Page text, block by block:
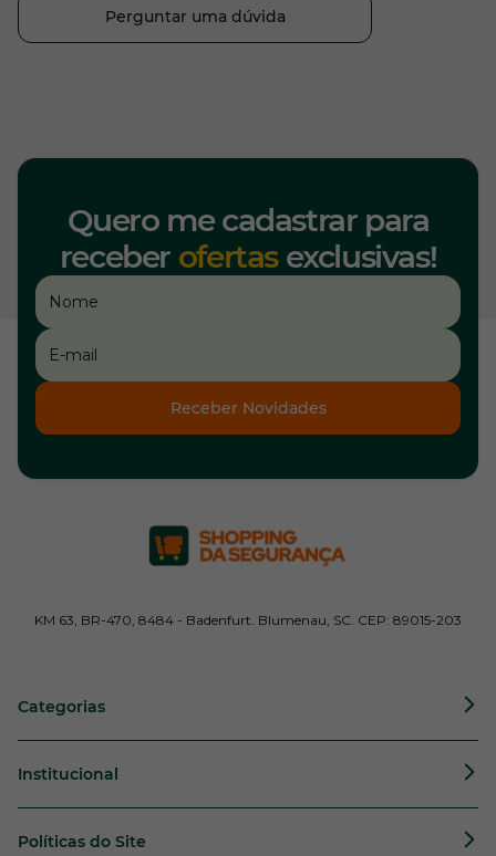
Perguntar uma dúvida
Quero me cadastrar para
receber ofertasexclusivas!
Receber Novidades
KM 63, BR-470, 8484 - Badenfurt. Blumenau, SC. CEP: 89015-203
Categorias
Institucional
Políticas do Site